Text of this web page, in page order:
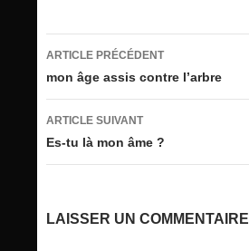
Navigation
des
articles
ARTICLE PRÉCÉDENT
mon âge assis contre l’arbre
ARTICLE SUIVANT
Es-tu là mon âme ?
LAISSER UN COMMENTAIRE